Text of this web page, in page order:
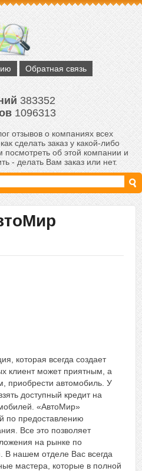
Обратная связь
383352
1096313
отзывов о компаниях всех
сделать заказ у какой-либо
об этой компании и
- делать Вам заказ или нет.
которая всегда создает
клиент может приятным, а
приобрести автомобиль. У
доступный кредит на
й. «АвтоМир»
по предоставлению
Все это позволяет
на рынке по
В нашем отделе Вас всегда
мастера, которые в полной